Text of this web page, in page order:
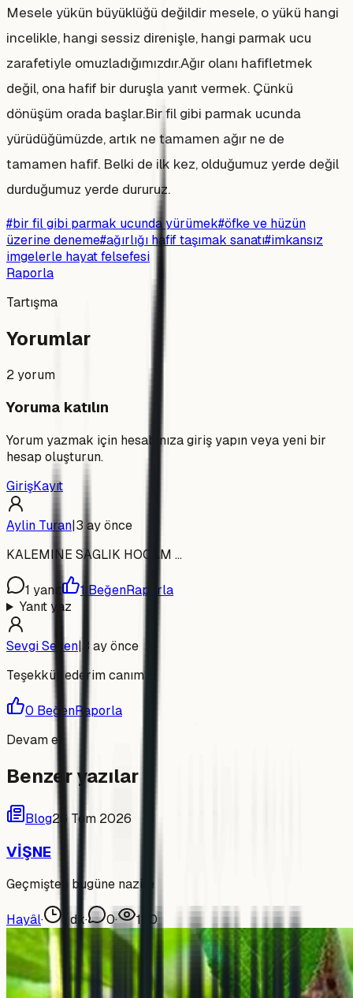
Mesele yükün büyüklüğü değildir mesele, o yükü hangi
incelikle, hangi sessiz direnişle, hangi parmak ucu
zarafetiyle omuzladığımızdır.Ağır olanı hafifletmek
değil, ona hafif bir duruşla yanıt vermek. Çünkü
dönüşüm orada başlar.Bir fil gibi parmak ucunda
yürüdüğümüzde, artık ne tamamen ağır ne de
tamamen hafif. Belki de ilk kez, olduğumuz yerde değil
durduğumuz yerde dururuz.
#bir fil gibi parmak ucunda yürümek#öfke ve hüzün
üzerine deneme#ağırlığı hafif taşımak sanatı#imkansız
imgelerle hayat felsefesi
Raporla
Tartışma
Yorumlar
2yorum
Yoruma katılın
Yorum yazmak için hesabınıza giriş yapın veya yeni bir
hesap oluşturun.
GirişKayıt
Aylin Turan|3 ay önce
KALEMINE SAGLIK HOCAM ...
1 yanıt 1 BeğenRaporla
Yanıt yaz
Sevgi Seçen| 3 ay önce
Teşekkür ederim canım
0 BeğenRaporla
Devam et
Benzer yazılar
Blog26 Tem 2026
VİŞNE
Geçmişten bugüne nazire
Hayâl· dk· 0· 150